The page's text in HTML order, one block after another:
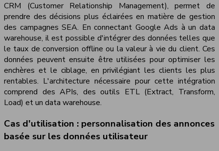
CRM (Customer Relationship Management), permet de
prendre des décisions plus éclairées en matière de gestion
des campagnes SEA. En connectant Google Ads à un data
warehouse, il est possible d'intégrer des données telles que
le taux de conversion offline ou la valeur à vie du client. Ces
données peuvent ensuite être utilisées pour optimiser les
enchères et le ciblage, en privilégiant les clients les plus
rentables. L'architecture nécessaire pour cette intégration
comprend des APIs, des outils ETL (Extract, Transform,
Load) et un data warehouse.
Cas d'utilisation : personnalisation des annonces
basée sur les données utilisateur